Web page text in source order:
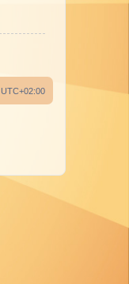
UTC+02:00